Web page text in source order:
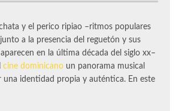
y el perico ripiao –ritmos populares
a la presencia del reguetón y sus
en la última década del siglo xx–
cine dominicano un panorama musical
una identidad propia y auténtica. En este